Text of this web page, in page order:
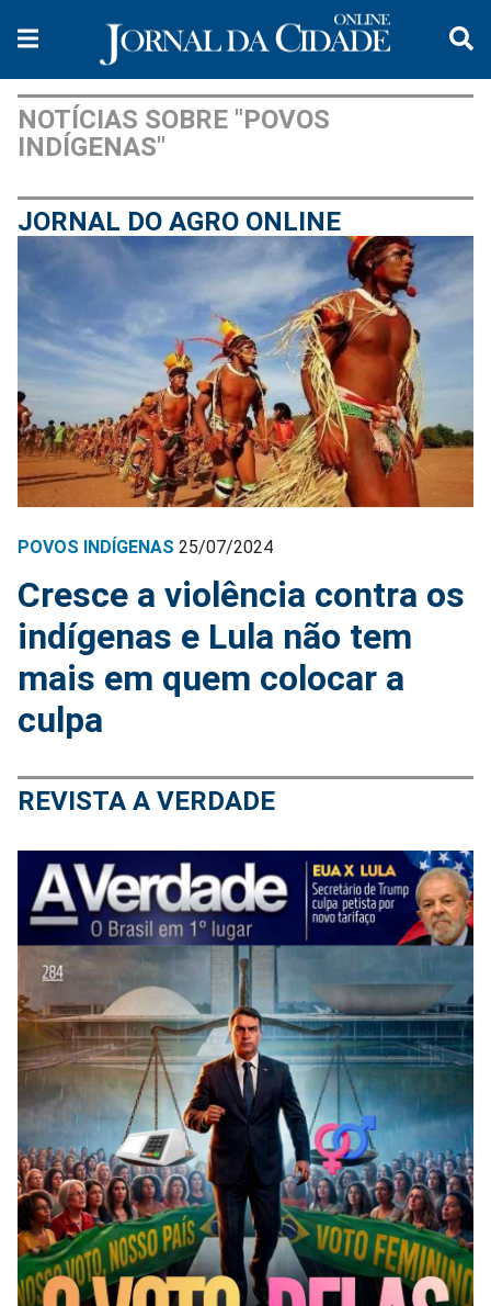
NOTÍCIAS SOBRE "POVOS
INDÍGENAS"
JORNAL DO AGRO ONLINE
POVOS INDÍGENAS 25/07/2024
Cresce a violência contra os
indígenas e Lula não tem
mais em quem colocar a
culpa
REVISTA A VERDADE